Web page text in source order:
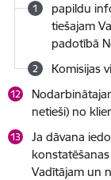
papildu
tiešajam
padotībā
Komisijas
netieši) no
Ja dāvana
Vadītājam un